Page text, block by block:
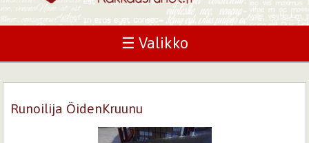
☰ Valikko
Runoilija ÖidenKruunu